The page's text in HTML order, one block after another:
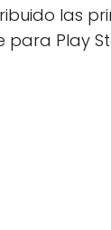
las
Play